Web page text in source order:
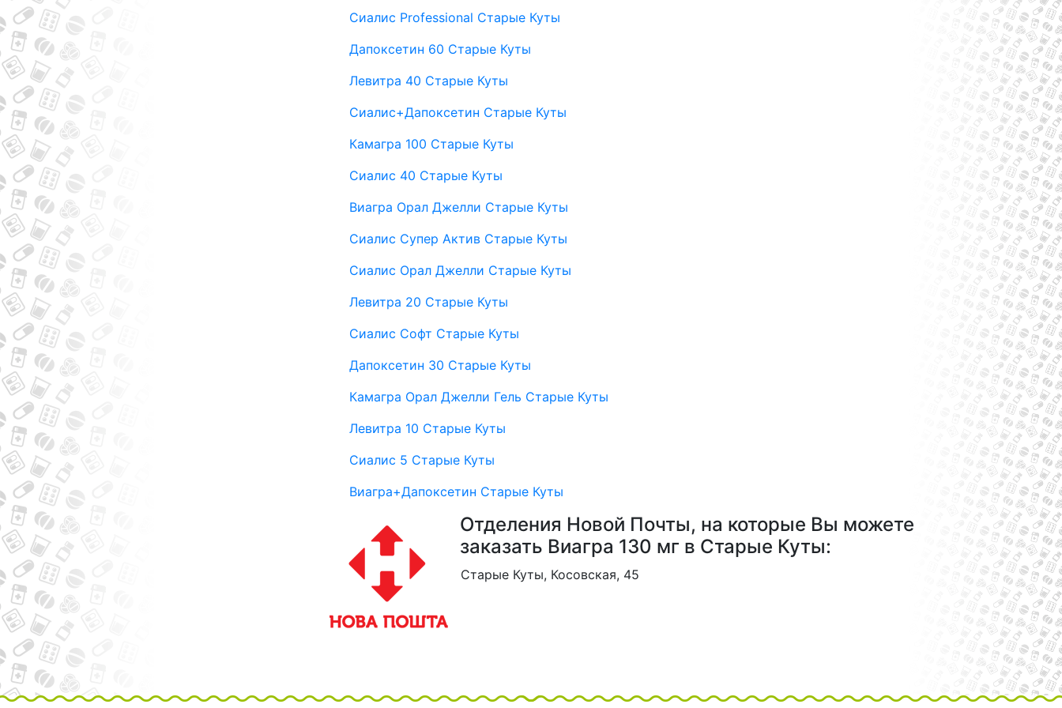
Сиалис Professional Старые Куты
Дапоксетин 60 Старые Куты
Левитра 40 Старые Куты
Сиалис+Дапоксетин Старые Куты
Камагра 100 Старые Куты
Сиалис 40 Старые Куты
Виагра Орал Джелли Старые Куты
Сиалис Супер Актив Старые Куты
Сиалис Орал Джелли Старые Куты
Левитра 20 Старые Куты
Сиалис Софт Старые Куты
Дапоксетин 30 Старые Куты
Камагра Орал Джелли Гель Старые Куты
Левитра 10 Старые Куты
Сиалис 5 Старые Куты
Виагра+Дапоксетин Старые Куты
Отделения Новой Почты, на которые Вы можете
заказать Виагра 130 мг в Старые Куты:
Старые Куты, Косовская, 45